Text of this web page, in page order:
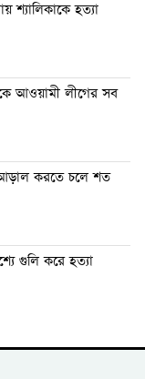
শ্যালিকাকে হত্যা
আওয়ামী লীগের সব
আড়াল কর‌তে চ‌লে শত
গুলি করে হত্যা